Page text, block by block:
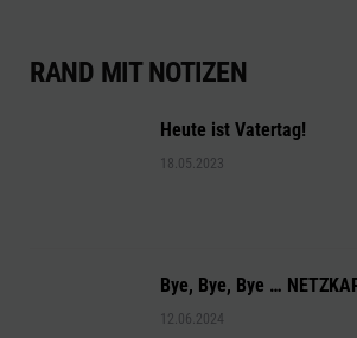
RAND MIT NOTIZEN
Heute ist Vatertag!
18.05.2023
Bye, Bye, Bye …
12.06.2024